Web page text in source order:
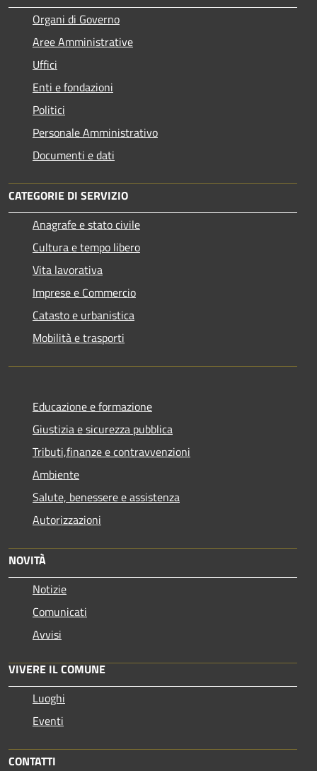
Organi di Governo
Aree Amministrative
Uffici
Enti e fondazioni
Politici
Personale Amministrativo
Documenti e dati
CATEGORIE DI SERVIZIO
Anagrafe e stato civile
Cultura e tempo libero
Vita lavorativa
Imprese e Commercio
Catasto e urbanistica
Mobilità e trasporti
Educazione e formazione
Giustizia e sicurezza pubblica
Tributi,finanze e contravvenzioni
Ambiente
Salute, benessere e assistenza
Autorizzazioni
NOVITÀ
Notizie
Comunicati
Avvisi
VIVERE IL COMUNE
Luoghi
Eventi
CONTATTI